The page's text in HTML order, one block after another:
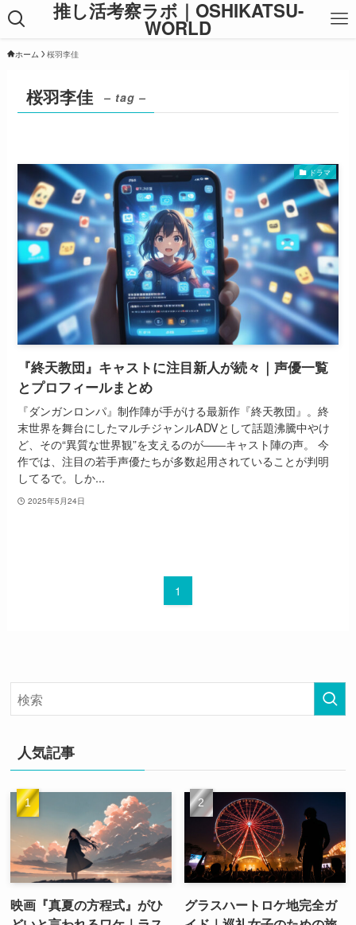
推し活考察ラボ｜OSHIKATSU-
WORLD
ホーム 桜羽李佳
桜羽李佳 – tag –
ドラマ
『終天教団』キャストに注目新人が続々｜声優一覧
とプロフィールまとめ
『ダンガンロンパ』制作陣が手がける最新作『終天教団』。終
末世界を舞台にしたマルチジャンルADVとして話題沸騰中やけ
ど、その“異質な世界観”を支えるのが――キャスト陣の声。 今
作では、注目の若手声優たちが多数起用されていることが判明
してるで。しか...
2025年5月24日
1
人気記事
映画『真夏の方程式』がひ
グラスハートロケ地完全ガ